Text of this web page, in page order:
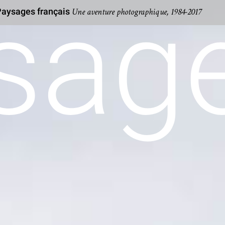
français Une aventure photographique, 1984-2017